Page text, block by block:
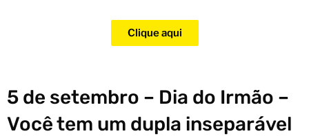
Clique aqui
5 de setembro – Dia do Irmão –
Você tem um dupla inseparável